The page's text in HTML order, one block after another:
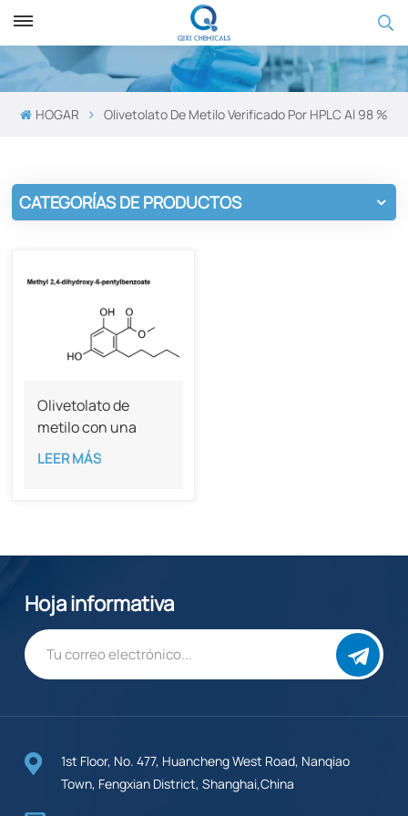
HOGAR Olivetolato De Metilo Verificado Por HPLC Al 98 %
CATEGORÍAS DE PRODUCTOS
Olivetolato de
metilo con una
pureza del 98 %
CAS 58016-28-7
LEER MÁS
Hoja informativa
1st Floor, No. 477, Huancheng West Road, Nanqiao
Town, Fengxian District, Shanghai,China